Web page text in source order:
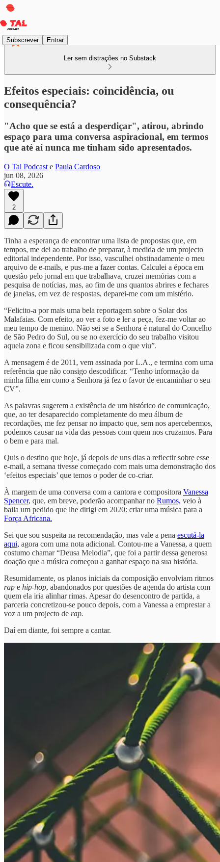
Subscrever Entrar
Ler sem distrações no Substack
Efeitos especiais: coincidência, ou
consequência?
"Acho que se está a desperdiçar", atirou, abrindo
espaço para uma conversa aspiracional, em termos
que até aí nunca me tinham sido apresentados.
O Tal Podcast e Paula Cardoso
jun 08, 2026
Escute.
2
Tinha a esperança de encontrar uma lista de propostas que, em
tempos, me dei ao trabalho de preparar, à medida de um projecto
editorial independente. Por isso, vasculhei obstinadamente o meu
arquivo de e-mails, e pus-me a fazer contas. Calculei a época em
questão pelo jornal em que trabalhava, cruzei memórias com a
pesquisa de notícias, mas, ao fim de uns quantos abrires e fechares
de janelas, em vez de respostas, deparei-me com um mistério.
“Felicito-a por mais uma bela reportagem sobre o Solar dos
Malafaias. Com efeito, ao ver a foto e ler a peça, fez-me voltar ao
meu tempo de menino. Não sei se a Senhora é natural do Concelho
de São Pedro do Sul, ou se no exercício do seu trabalho visitou
aquela zona e ficou sensibilizada com o que viu”.
A mensagem é de 2011, vem assinada por L.A., e termina com uma
referência que não consigo descodificar. “Tenho informação da
minha filha em como a Senhora já fez o favor de encaminhar o seu
CV”.
As palavras sugerem a existência de um histórico de comunicação,
que, ao ter desaparecido completamente do meu álbum de
recordações, me fez pensar no impacto que, sem nos apercebermos,
podemos causar na vida das pessoas com quem nos cruzamos. Para
o bem e para mal.
Quis o destino que hoje, já depois de uns dias a reflectir sobre esse
e-mail, a semana tivesse começado com mais uma demonstração dos
‘efeitos especiais’ que temos o poder de co-criar.
À margem de uma conversa com a cantora e compositora Vanessa
Spencer, que, em breve, poderão acompanhar no Rumos, veio à
baila um pedido que lhe dirigi em 2020: criar uma música para a
Força Africana.
Sei que sou suspeita na recomendação, mas vale a pena escutá-la
aqui, agora com uma nota adicional. Contou-me a Vanessa, a quem
costumo chamar “Deusa Melodia”, que foi a partir dessa generosa
doação que a música começou a ganhar espaço na sua história.
Resumidamente, os planos iniciais da composição envolviam ritmos
rap e hip-hop, abandonados por questões de agenda do artista com
quem ela iria alinhar rimas. Apesar do desencontro de partida, a
parceria concretizou-se pouco depois, com a Vanessa a emprestar a
voz a um projecto de rap.
Daí em diante, foi sempre a cantar.